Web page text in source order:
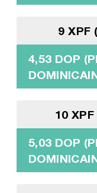
9 XPF
4,53 DOP
10 XPF
5,03 DOP